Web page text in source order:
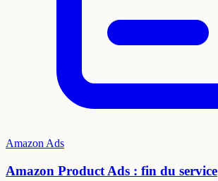
Amazon Ads
Amazon Product Ads : fin du service